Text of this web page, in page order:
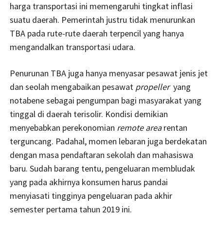
harga transportasi ini memengaruhi tingkat inflasi
suatu daerah. Pemerintah justru tidak menurunkan
TBA pada rute-rute daerah terpencil yang hanya
mengandalkan transportasi udara.
Penurunan TBA juga hanya menyasar pesawat jenis jet
dan seolah mengabaikan pesawat propelleryang
notabene sebagai pengumpan bagi masyarakat yang
tinggal di daerah terisolir. Kondisi demikian
menyebabkan perekonomian remote arearentan
terguncang. Padahal, momen lebaran juga berdekatan
dengan masa pendaftaran sekolah dan mahasiswa
baru. Sudah barang tentu, pengeluaran membludak
yang pada akhirnya konsumen harus pandai
menyiasati tingginya pengeluaran pada akhir
semester pertama tahun 2019 ini.